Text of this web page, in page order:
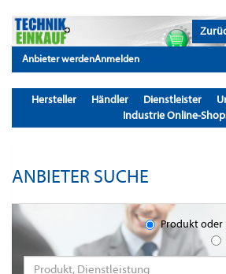
Anbieter werdenAnmelden
Hersteller Händler Dienstleister
Industrie Online-
ANBIETER SUCHE
Produkt oder